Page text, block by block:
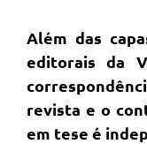
Além das
editorais da
revista e o
em tese é